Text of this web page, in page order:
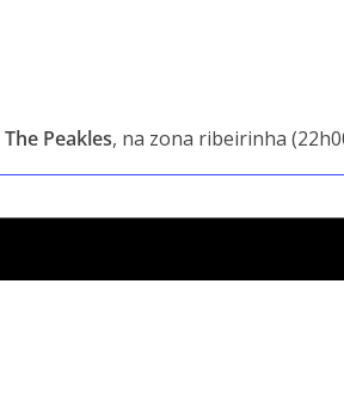
The Peakles, na zona ribeirinha